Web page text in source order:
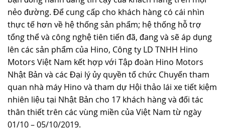
TUYỂN DỤNG
nẻo đường. Để cung cấp cho khách hàng có cái nhìn
thực tế hơn về hệ thống sản phẩm; hệ thống hỗ trợ
tổng thể và công nghệ tiên tiến đã, đang và sẽ áp dụng
lên các sản phẩm của Hino, Công ty LD TNHH Hino
Motors Việt Nam kết hợp với Tập đoàn Hino Motors
Nhật Bản và các Đại lý ủy quyền tổ chức Chuyến tham
quan nhà máy Hino và tham dự Hội thảo lái xe tiết kiệm
nhiên liệu tại Nhật Bản cho 17 khách hàng và đối tác
thân thiết trên các vùng miền của Việt Nam từ ngày
01/10 – 05/10/2019.